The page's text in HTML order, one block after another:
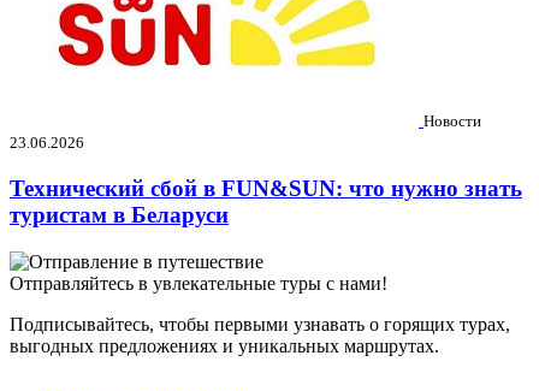
Новости
23.06.2026
Технический сбой в FUN&SUN: что нужно знать
туристам в Беларуси
Отправляйтесь в увлекательные туры с нами!
Подписывайтесь, чтобы первыми узнавать о горящих турах,
выгодных предложениях и уникальных маршрутах.